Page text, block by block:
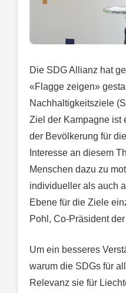
Die SDG Allianz hat
«Flagge zeigen»
Nachhaltigkeitsziele
Ziel der Kampagne ist
der Bevölkerung für
Interesse an diesem
Menschen dazu zu
individueller als auch
Ebene für die Ziele
Pohl, Co-Präsident
Um ein besseres
warum die SDGs für
Relevanz sie für